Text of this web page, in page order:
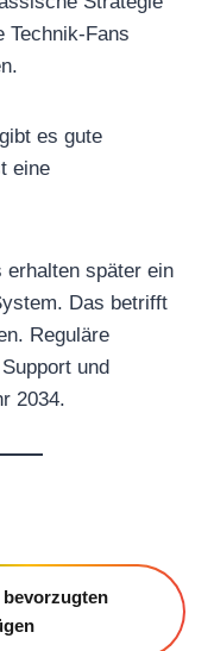
Technik-Fans
es gute
eine
erhalten später ein
Das betrifft
Reguläre
und
2034.